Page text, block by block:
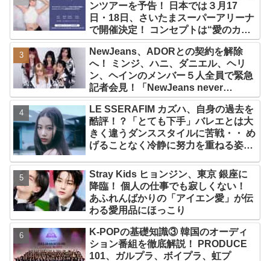
ンツアーを予告！ 日本では３月17
日・18日、さいたまスーパーアリーナ
で開催決定！ コンセプトは“愛のカケ
ラ”！？ 14日には新アルバム
『AMORTAGE』もリリース
NewJeans、ADORとの契約を解除
へ！ ミンジ、ハニ、ダニエル、ヘリ
ン、ヘインのメンバー５人全員で緊急
記者会見！「NewJeans never
dies!」と微笑みの宣言！ ADOR側、
2029年まで契約有効と主張
LE SSERAFIM カズハ、自身の過去を
酷評！？「とても下手」バレエとは大
きく違うダンススタイルに苦戦・・ め
げることなく冷静に努力を重ねる姿に
Stray Kids ヒョンジン、東京 銀座に
降臨！ 個人の仕事でも寂しくない！
あふれんばかりの「アイエン愛」が伝
わる愛用品にほっこり
K-POPの基礎知識③ 韓国のオーディ
ション番組を徹底解説！ PRODUCE
101、ガルプラ、ボイプラ、虹プ